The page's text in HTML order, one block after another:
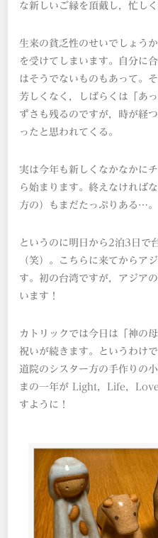
な新しいご縁を頂戴し，忙し
生来の貧乏性のせいでしょう
を受けてしまいます。自分に
はそうでないものもあって。
芳しくなく，しばらくは「あ
ずさも残るのですが，時が経
ったと思われてくる。
実は今年も新しくなかなかに
ら始まります。終えなければ
方の）もまだたっぷりある…。
というのに明日から2泊3日で
（笑）。こちらに来てからア
す。初の台湾ですが，アジア
います！
カトリックでは今日は「神の
祝いが続きます。というわけ
道院のシスター方の手作りの
まの一年が Light，Life，
すように！